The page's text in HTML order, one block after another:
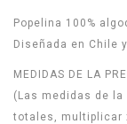
Popelina 100%
Diseñada en Chile
MEDIDAS DE LA
(Las medidas de la
totales, multiplicar